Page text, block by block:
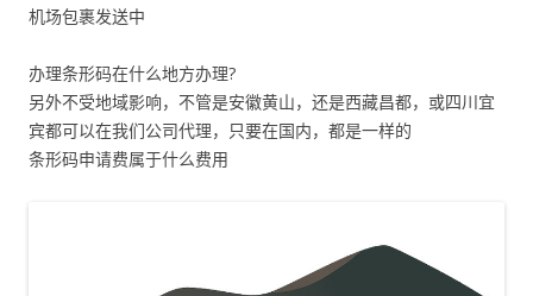
机场包裹发送中
办理条形码在什么地方办理?
另外不受地域影响，不管是安徽黄山，还是西藏昌都，或四川宜
宾都可以在我们公司代理，只要在国内，都是一样的
条形码申请费属于什么费用